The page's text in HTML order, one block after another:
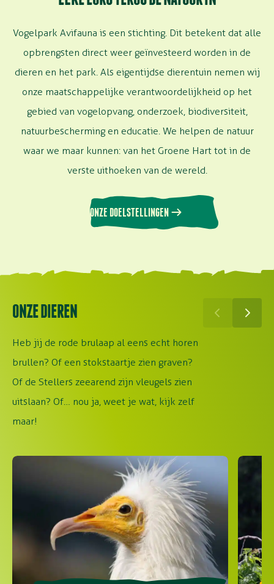
Vogelpark Avifauna is een stichting. Dit betekent dat alle
opbrengsten direct weer geïnvesteerd worden in de
dieren en het park. Als eigentijdse dierentuin nemen wij
onze maatschappelijke verantwoordelijkheid op het
gebied van vogelopvang, onderzoek, biodiversiteit,
natuurbescherming en educatie. We helpen de natuur
waar we maar kunnen: van het Groene Hart tot in de
verste uithoeken van de wereld.
ONZE DOELSTELLINGEN
ONZE DIEREN
Heb jij de rode brulaap al eens echt horen
brullen? Of een stokstaartje zien graven?
Of de Stellers zeearend zijn vleugels zien
uitslaan? Of… nou ja, weet je wat, kijk zelf
maar!
Aasgier